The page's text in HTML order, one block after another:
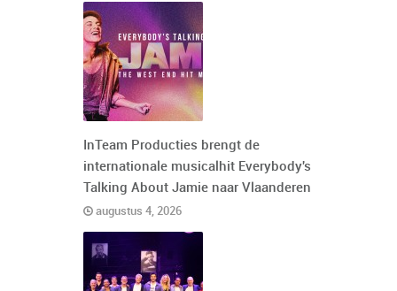
InTeam Producties brengt de
internationale musicalhit Everybody's
Talking About Jamie naar Vlaanderen
augustus 4, 2026